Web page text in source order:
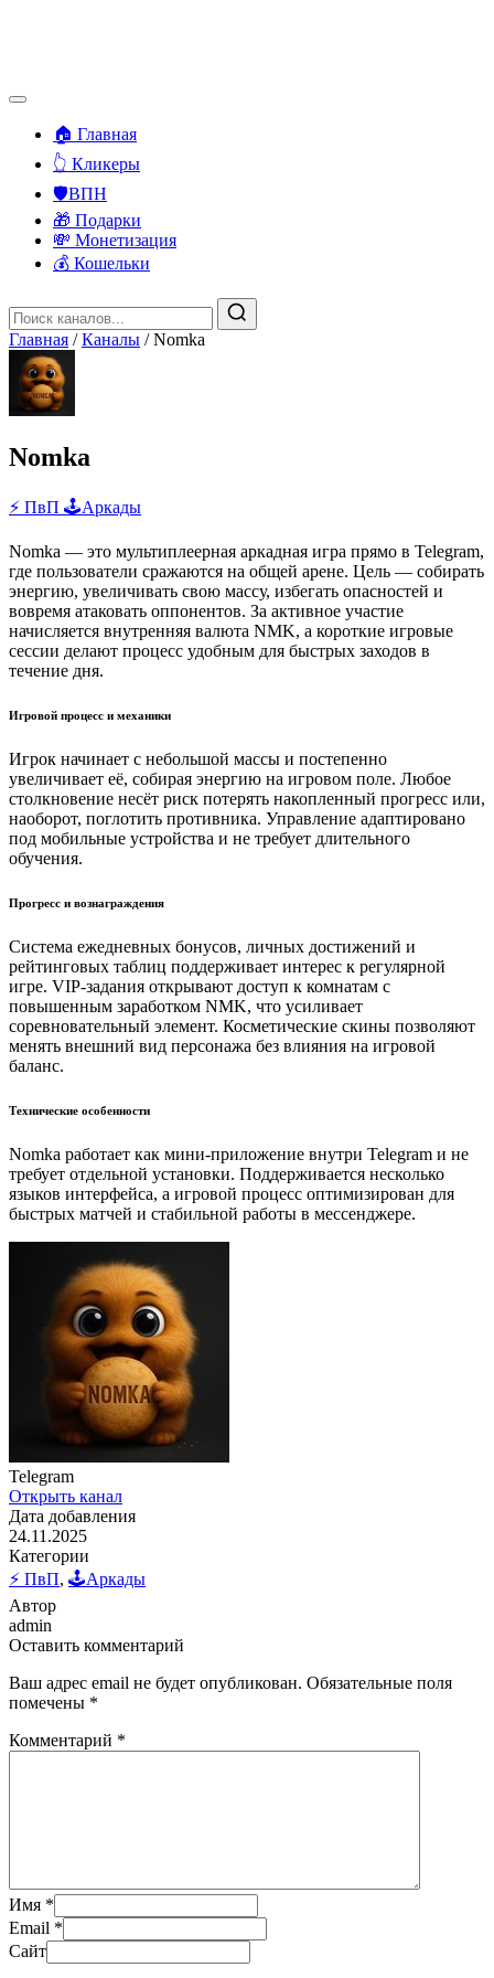
🏠 Главная
👆 Кликеры
🛡️ВПН
🎁 Подарки
💸 Монетизация
💰 Кошельки
Главная / Каналы / Nomka
Nomka
⚡ ПвП 🕹️Аркады
Nomka — это мультиплеерная аркадная игра прямо в Telegram,
где пользователи сражаются на общей арене. Цель — собирать
энергию, увеличивать свою массу, избегать опасностей и
вовремя атаковать оппонентов. За активное участие
начисляется внутренняя валюта NMK, а короткие игровые
сессии делают процесс удобным для быстрых заходов в
течение дня.
Игровой процесс и механики
Игрок начинает с небольшой массы и постепенно
увеличивает её, собирая энергию на игровом поле. Любое
столкновение несёт риск потерять накопленный прогресс или,
наоборот, поглотить противника. Управление адаптировано
под мобильные устройства и не требует длительного
обучения.
Прогресс и вознаграждения
Система ежедневных бонусов, личных достижений и
рейтинговых таблиц поддерживает интерес к регулярной
игре. VIP-задания открывают доступ к комнатам с
повышенным заработком NMK, что усиливает
соревновательный элемент. Косметические скины позволяют
менять внешний вид персонажа без влияния на игровой
баланс.
Технические особенности
Nomka работает как мини-приложение внутри Telegram и не
требует отдельной установки. Поддерживается несколько
языков интерфейса, а игровой процесс оптимизирован для
быстрых матчей и стабильной работы в мессенджере.
Telegram
Открыть канал
Дата добавления
24.11.2025
Категории
⚡ ПвП, 🕹️Аркады
Автор
admin
Оставить комментарий
Ваш адрес email не будет опубликован. Обязательные поля
помечены *
Комментарий *
Имя *
Email *
Сайт